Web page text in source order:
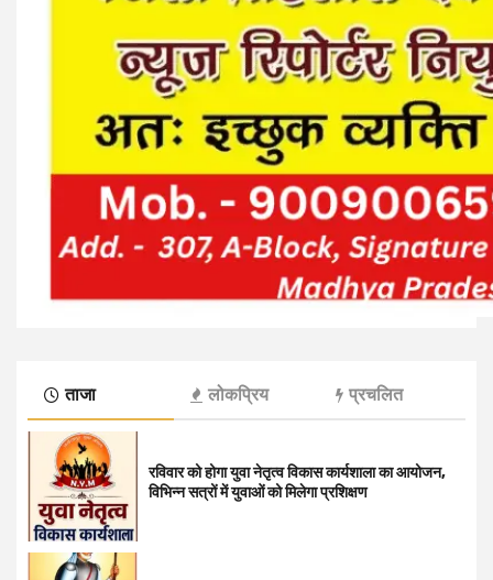
ताजा लोकप्रिय प्रचलित
रविवार को होगा युवा नेतृत्व विकास कार्यशाला का आयोजन,
विभिन्न सत्रों में युवाओं को मिलेगा प्रशिक्षण